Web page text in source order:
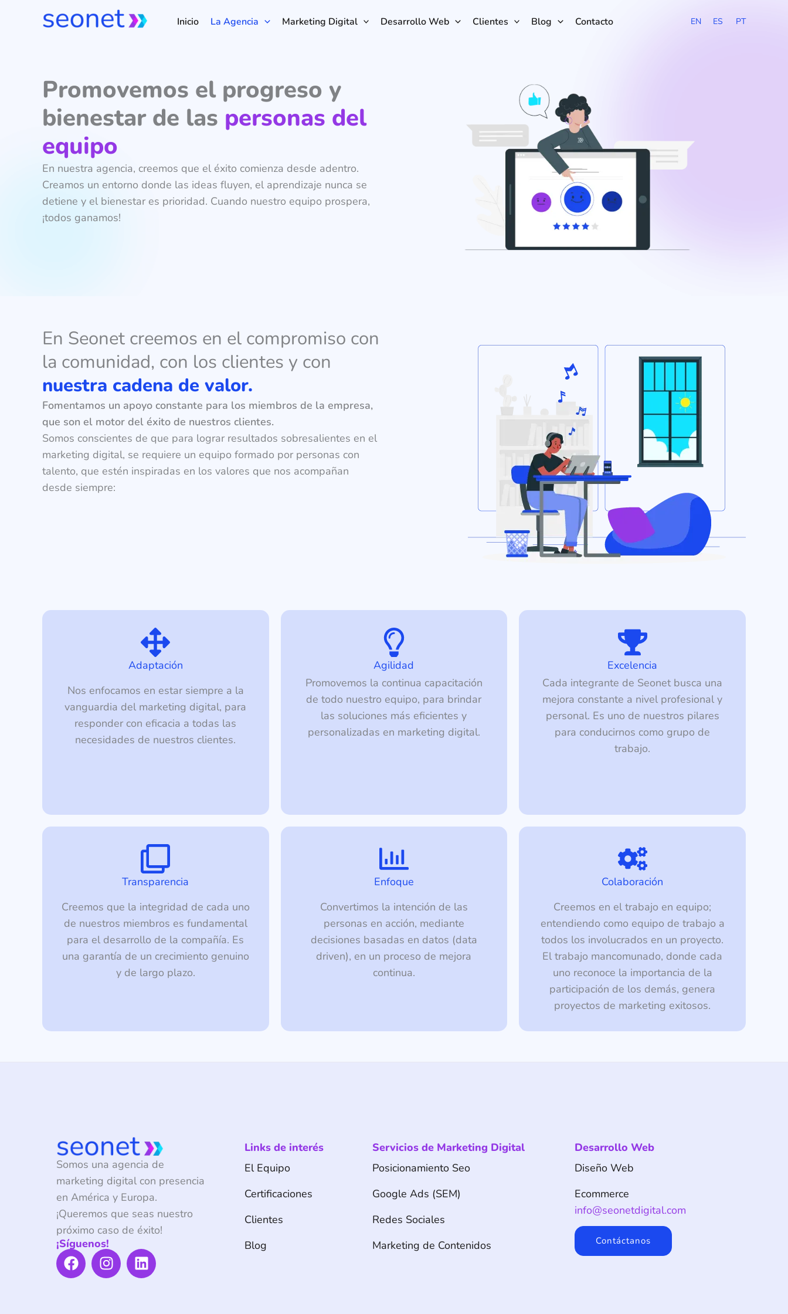
Inicio La Agencia Marketing Digital Desarrollo Web Clientes Blog Contacto EN ES PT
Promovemos el progreso y
bienestar de las personas del
equipo
En nuestra agencia, creemos que el éxito comienza desde adentro.
Creamos un entorno donde las ideas fluyen, el aprendizaje nunca se
detiene y el bienestar es prioridad. Cuando nuestro equipo prospera,
¡todos ganamos!
En Seonet creemos en el compromiso con
la comunidad, con los clientes y con
nuestra cadena de valor.
Fomentamos un apoyo constante para los miembros de la empresa,
que son el motor del éxito de nuestros clientes.
Somos conscientes de que para lograr resultados sobresalientes en el
marketing digital, se requiere un equipo formado por personas con
talento, que estén inspiradas en los valores que nos acompañan
desde siempre:
Adaptación
Nos enfocamos en estar siempre a la
vanguardia del marketing digital, para
responder con eficacia a todas las
necesidades de nuestros clientes.
Agilidad
Promovemos la continua capacitación
de todo nuestro equipo, para brindar
las soluciones más eficientes y
personalizadas en marketing digital.
Excelencia
Cada integrante de Seonet busca una
mejora constante a nivel profesional y
personal. Es uno de nuestros pilares
para conducirnos como grupo de
trabajo.
Transparencia
Creemos que la integridad de cada uno
de nuestros miembros es fundamental
para el desarrollo de la compañía. Es
una garantía de un crecimiento genuino
y de largo plazo.
Enfoque
Convertimos la intención de las
personas en acción, mediante
decisiones basadas en datos (data
driven), en un proceso de mejora
continua.
Colaboración
Creemos en el trabajo en equipo;
entendiendo como equipo de trabajo a
todos los involucrados en un proyecto.
El trabajo mancomunado, donde cada
uno reconoce la importancia de la
participación de los demás, genera
proyectos de marketing exitosos.
Somos una agencia de
marketing digital con presencia
en América y Europa.
¡Queremos que seas nuestro
próximo caso de éxito!
¡Síguenos!
F
a
c
I
n
s
L
i
n
Links de interés
El Equipo
Certificaciones
Clientes
Blog
Servicios de Marketing Digital
Posicionamiento Seo
Google Ads (SEM)
Redes Sociales
Marketing de Contenidos
Desarrollo Web
Diseño Web
Ecommerce
info@seonetdigital.com
Contáctanos